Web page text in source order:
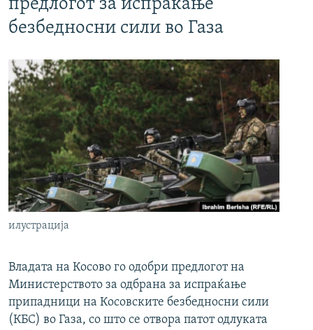
предлогот за испраќање
безбедносни сили во Газа
илустрација
Владата на Косово го одобри предлогот на
Министерството за одбрана за испраќање
припадници на Косовските безбедносни сили
(КБС) во Газа, со што се отвора патот одлуката